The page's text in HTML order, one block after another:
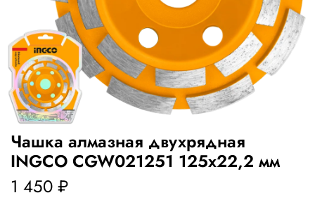
Чашка алмазная двухрядная
INGCO CGW021251 125х22,2 мм
1 450 ₽